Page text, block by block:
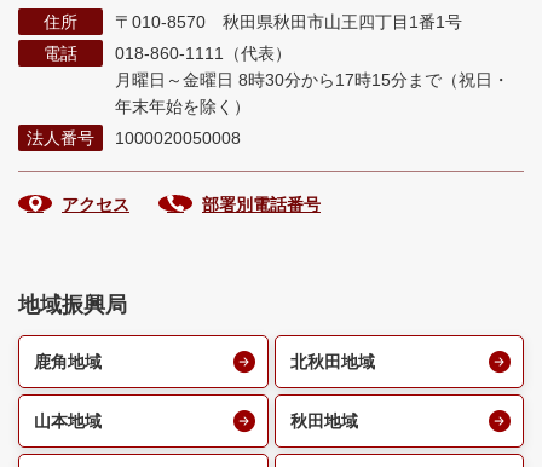
住所
〒010-8570 秋田県秋田市山王四丁目1番1号
電話
018-860-1111（代表）
月曜日～金曜日 8時30分から17時15分まで （祝日・
年末年始を除く）
法人番号
1000020050008
アクセス 部署別電話番号
地域振興局
鹿角地域 北秋田地域
山本地域 秋田地域